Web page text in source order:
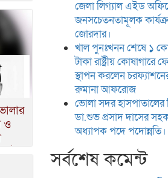
ও
জেলা লিগ্যাল এইড
জনসচেতনতামূলক
জোরদার।
খাল পুনঃখনন শেষে ১
টাকা রাষ্ট্রীয় কোষাগারে
স্থাপন করলেন
রুমানা আফরোজ
ভোলা সদর হাসপাতালের
ডা.শুভ প্রসাদ দাসের
অধ্যাপক পদে পদোন্নতি।
সর্বশেষ কমেন্ট